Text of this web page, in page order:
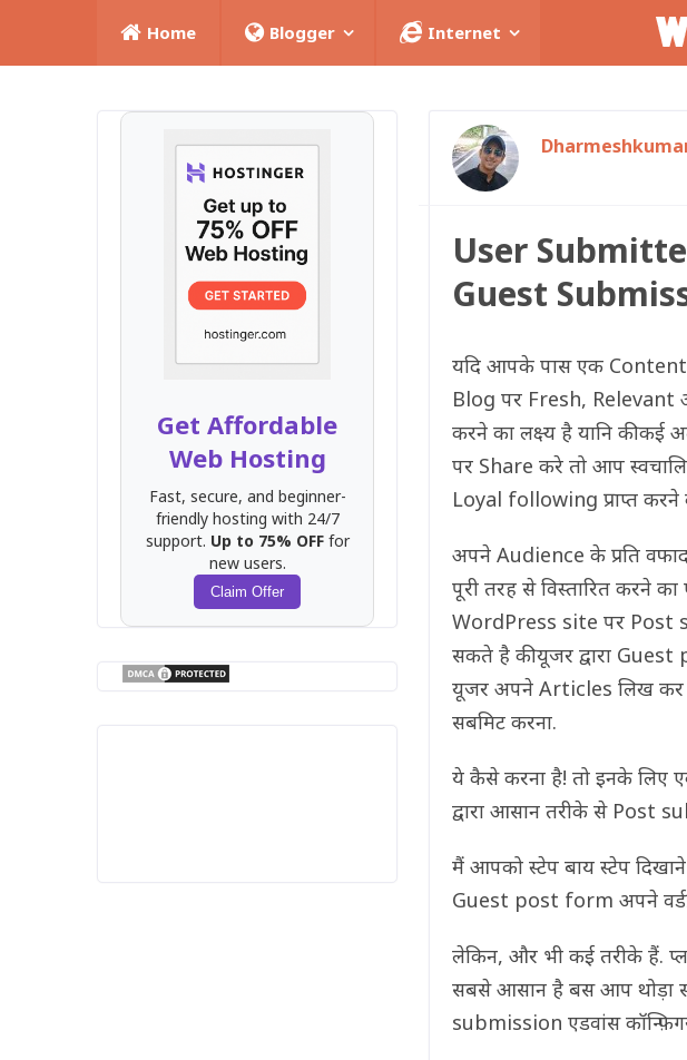
Home Blogger Internet
User
Guest
यदि आपके पास एक
Blog पर Fresh, Relevant
करने का लक्ष्य है यानि की कई
पर Share करे तो आप
Loyal following प्राप्त करने
अपने Audience के प्रति
पूरी तरह से विस्तारित करने
WordPress site पर Post
सकते है की यूजर द्वारा
यूजर अपने Articles लिख कर
सबमिट करना.
ये कैसे करना है! तो इनके
द्वारा आसान तरीके से Post
मैं आपको स्टेप बाय स्टेप
Guest post form अपने
लेकिन, और भी कई तरीके हैं.
सबसे आसान है बस आप थोड़ा
submission एडवांस
Get Affordable
Web Hosting
Fast, secure, and beginner-
friendly hosting with 24/7
support. Up to 75% OFFfor
new users.
Claim Offer